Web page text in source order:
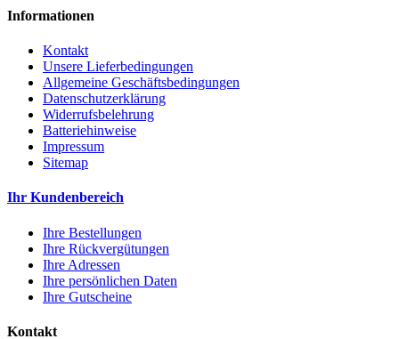
Informationen
Kontakt
Unsere Lieferbedingungen
Allgemeine Geschäftsbedingungen
Datenschutzerklärung
Widerrufsbelehrung
Batteriehinweise
Impressum
Sitemap
Ihr Kundenbereich
Ihre Bestellungen
Ihre Rückvergütungen
Ihre Adressen
Ihre persönlichen Daten
Ihre Gutscheine
Kontakt